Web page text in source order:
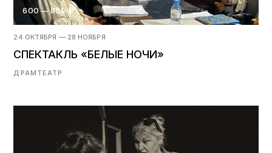
600 — 800 ₽
24 ОКТЯБРЯ — 28 НОЯБРЯ
СПЕКТАКЛЬ «БЕЛЫЕ НОЧИ»
ДРАМТЕАТР